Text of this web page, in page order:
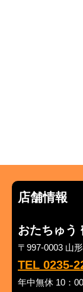
店舗情報
おたちゅう
〒997-0003 山
TEL 0235-
年中無休 10：